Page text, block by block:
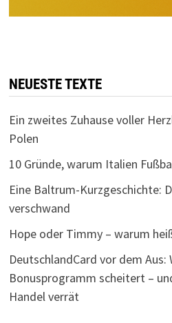
NEUESTE TEXTE
Ein zweites Zuhause voller
Polen
10 Gründe, warum Italien
Eine Baltrum-Kurzgeschichte:
verschwand
Hope oder Timmy – warum
DeutschlandCard vor dem Aus:
Bonusprogramm scheitert –
Handel verrät